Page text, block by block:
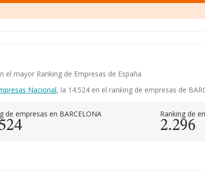
mayor Ranking de Empresas de España
Nacional, la 14.524 en el ranking de empresas de
de empresas en BARCELONA Ranking de
2.296